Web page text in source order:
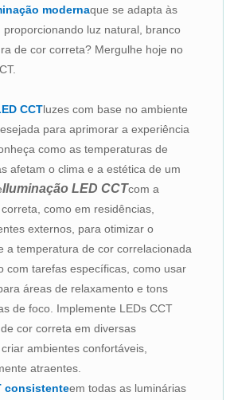
modernaque se adapta às
proporcionando luz natural, branco
de cor correta? Mergulhe hoje no
CCTluzes com base no ambiente
para aprimorar a experiência
como as temperaturas de
afetam o clima e a estética de um
Iluminação LED CCTcom a
como em residências,
externos, para otimizar o
a temperatura de cor correlacionada
com tarefas específicas, como usar
áreas de relaxamento e tons
de foco. Implemente LEDs CCT
cor correta em diversas
ambientes confortáveis,
atraentes.
consistenteem todas as luminárias